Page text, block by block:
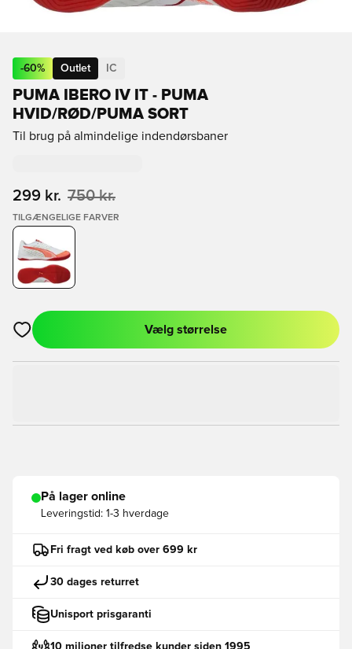
-60% Outlet IC
PUMA IBERO IV IT - PUMA
HVID/RØD/PUMA SORT
Til brug på almindelige indendørsbaner
299 kr. 750 kr.
TILGÆNGELIGE FARVER
Åbner en Modal til at logge ind eller tilmelde dig som medlem
Vælg størrelse
På lager online
Leveringstid: 1-3 hverdage
Fri fragt ved køb over 699 kr
30 dages returret
Unisport prisgaranti
10 milioner tilfredse kunder siden 1995